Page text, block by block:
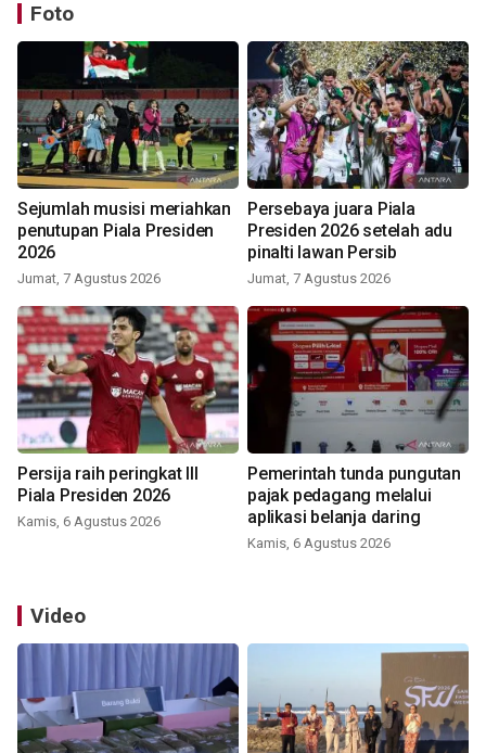
Foto
Sejumlah musisi meriahkan
penutupan Piala Presiden
2026
Jumat, 7 Agustus 2026
Persebaya juara Piala
Presiden 2026 setelah adu
pinalti lawan Persib
Jumat, 7 Agustus 2026
Persija raih peringkat III
Piala Presiden 2026
Kamis, 6 Agustus 2026
Pemerintah tunda pungutan
pajak pedagang melalui
aplikasi belanja daring
Kamis, 6 Agustus 2026
Video